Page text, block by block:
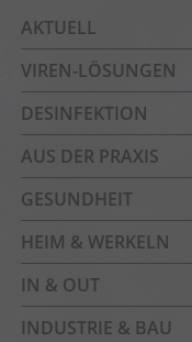
AKTUELL
VIREN-LÖSUNGEN
DESINFEKTION
AUS DER PRAXIS
GESUNDHEIT
HEIM & WERKELN
IN & OUT
INDUSTRIE & BAU